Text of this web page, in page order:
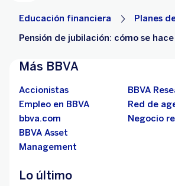
Educación financiera
Planes
Pensión de jubilación: cómo se
Más BBVA
Accionistas
BBVA
Empleo en BBVA
Red de
bbva.com
Negocio
BBVA Asset
Management
Lo último